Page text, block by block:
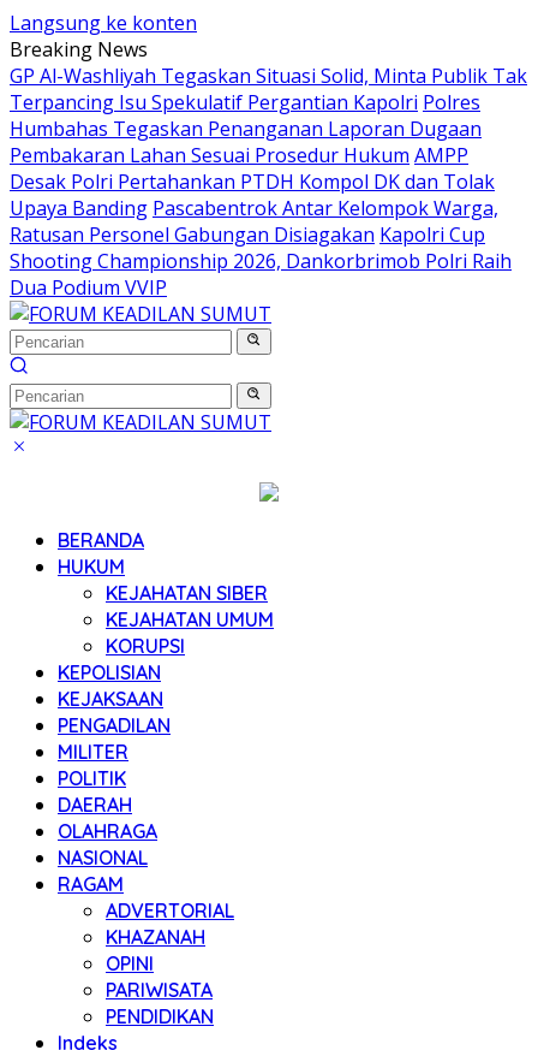
Langsung ke konten
Breaking News
GP Al-Washliyah Tegaskan Situasi Solid, Minta Publik Tak
Terpancing Isu Spekulatif Pergantian Kapolri Polres
Humbahas Tegaskan Penanganan Laporan Dugaan
Pembakaran Lahan Sesuai Prosedur Hukum AMPP
Desak Polri Pertahankan PTDH Kompol DK dan Tolak
Upaya Banding Pascabentrok Antar Kelompok Warga,
Ratusan Personel Gabungan Disiagakan Kapolri Cup
Shooting Championship 2026, Dankorbrimob Polri Raih
Dua Podium VVIP
BERANDA
HUKUM
KEJAHATAN SIBER
KEJAHATAN UMUM
KORUPSI
KEPOLISIAN
KEJAKSAAN
PENGADILAN
MILITER
POLITIK
DAERAH
OLAHRAGA
NASIONAL
RAGAM
ADVERTORIAL
KHAZANAH
OPINI
PARIWISATA
PENDIDIKAN
Indeks